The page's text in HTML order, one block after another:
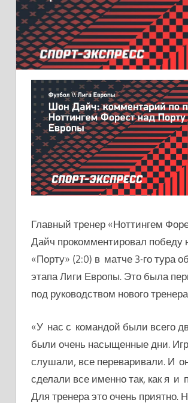
Главный тренер «Ноттингем
Дайч прокомментировал победу
«Порту» (2:0) в матче 3-го тура
этапа Лиги Европы. Это была
под руководством нового
«У нас с командой были всего
были очень насыщенные дни.
слушали, все переваривали. И
сделали все именно так, как я и
Для тренера это очень приятно.